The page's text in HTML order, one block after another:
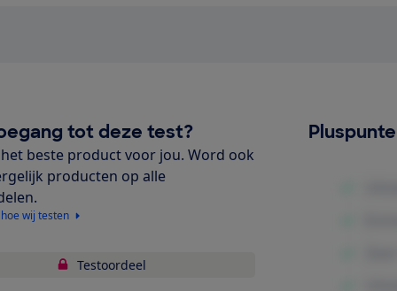
tot deze test?
beste product voor jou. Word ook
producten op alle
wij testen
Testoordeel